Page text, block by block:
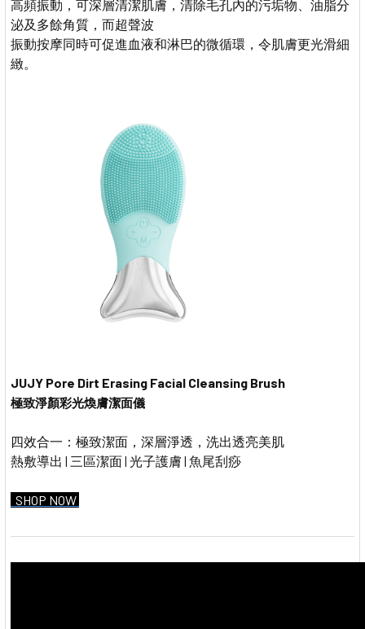
高頻振動，可深層清潔肌膚，清除毛孔內的污垢物、油脂分
泌及多餘角質，而超聲波
振動按摩同時可促進血液和淋巴的微循環，令肌膚更光滑細
緻。
JUJY Pore Dirt Erasing Facial Cleansing Brush
極致淨顏彩光煥膚潔面儀
四效合一：極致潔面，深層淨透，洗出透亮美肌
熱敷導出 | 三區潔面 | 光子護膚 | 魚尾刮痧
SHOP NOW